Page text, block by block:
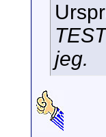
jeg.